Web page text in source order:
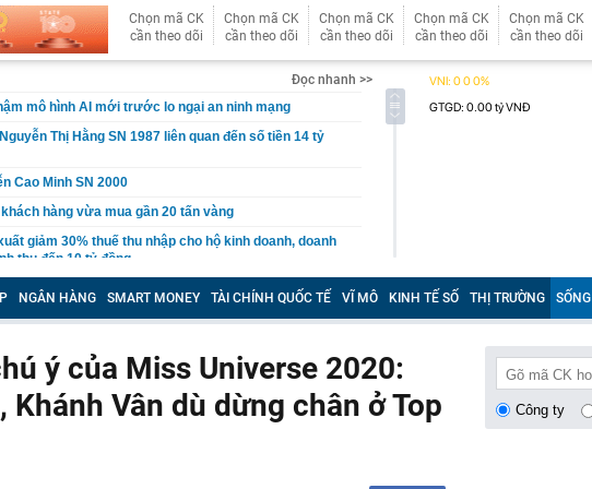
Chọn mã CK
cần theo dõi
Chọn mã CK
cần theo dõi
Chọn mã CK
cần theo dõi
Chọn mã CK
cần theo dõi
Chọn mã CK
cần theo dõi
Đọc nhanh >>
mô hình AI mới trước lo ngại an ninh mạng
Thị Hằng SN 1987 liên quan đến số tiền 14 tỷ
Cao Minh SN 2000
hàng vừa mua gần 20 tấn vàng
giảm 30% thuế thu nhập cho hộ kinh doanh, doanh
thu đến 10 tỷ đồng
lọt top đẹp nhất thế giới: Về Việt Nam làm Á hậu là phụ,
này là chính
tác không thể tự quyết định giá
hoạch đấu giá 8 lô đất tại Khu đô thị mới Thủ Thiêm
thói quen này chứng tỏ họ đang sống giả tạo với chính
báo quan trọng đến người thường xuyên nhận tiền
NGÂN HÀNG SMART MONEY TÀI CHÍNH QUỐC TẾ VĨ MÔ KINH TẾ SỐ THỊ TRƯỜNG SỐNG
ý của Miss Universe 2020:
Vân dù dừng chân ở Top
Công ty